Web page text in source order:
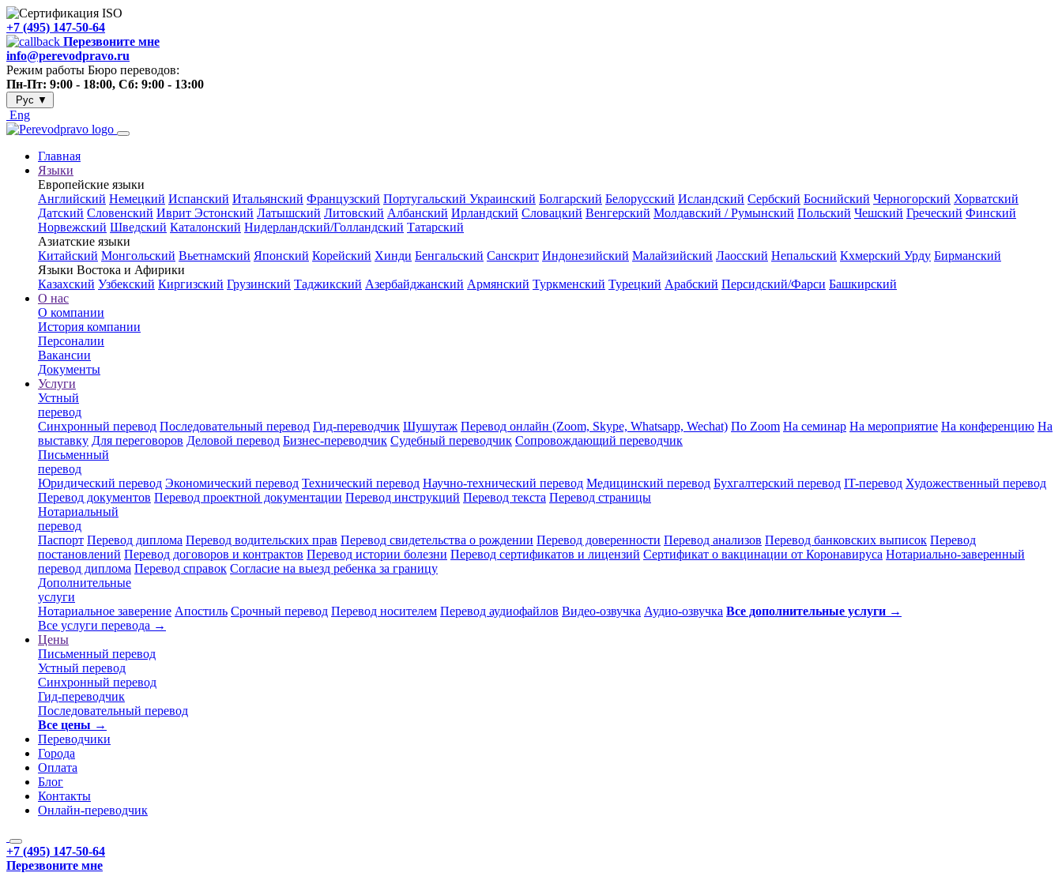
+7 (495) 147-50-64
Перезвоните мне
info@perevodpravo.ru
Режим работы Бюро переводов:
Пн-Пт: 9:00 - 18:00, Сб: 9:00 - 13:00
Рус ▼
Eng
Главная
Языки
Европейские языки
Английский Немецкий Испанский Итальянский Французский Португальский Украинский Болгарский Белорусский Исландский Сербский Боснийский Черногорский Хорватский
Датский Словенский Иврит Эстонский Латышский Литовский Албанский Ирландский Словацкий Венгерский Молдавский / Румынский Польский Чешский Греческий Финский
Норвежский Шведский Каталонский Нидерландский/Голландский Татарский
Азиатские языки
Китайский Монгольский Вьетнамский Японский Корейский Хинди Бенгальский Санскрит Индонезийский Малайзийский Лаосский Непальский Кхмерский Урду Бирманский
Языки Востока и Афирики
Казахский Узбекский Киргизский Грузинский Таджикский Азербайджанский Армянский Туркменский Турецкий Арабский Персидский/Фарси Башкирский
О нас
О компании
История компании
Персоналии
Вакансии
Документы
Услуги
Устный
перевод
Синхронный перевод Последовательный перевод Гид-переводчик Шушутаж Перевод онлайн (Zoom, Skype, Whatsapp, Wechat) По Zoom На семинар На мероприятие На конференцию На
выставку Для переговоров Деловой перевод Бизнес-переводчик Судебный переводчик Сопровождающий переводчик
Письменный
перевод
Юридический перевод Экономический перевод Технический перевод Научно-технический перевод Медицинский перевод Бухгалтерский перевод IT-перевод Художественный перевод
Перевод документов Перевод проектной документации Перевод инструкций Перевод текста Перевод страницы
Нотариальный
перевод
Паспорт Перевод диплома Перевод водительских прав Перевод свидетельства о рождении Перевод доверенности Перевод анализов Перевод банковских выписок Перевод
постановлений Перевод договоров и контрактов Перевод истории болезни Перевод сертификатов и лицензий Сертификат о вакцинации от Коронавируса Нотариально-заверенный
перевод диплома Перевод справок Согласие на выезд ребенка за границу
Дополнительные
услуги
Нотариальное заверение Апостиль Срочный перевод Перевод носителем Перевод аудиофайлов Видео-озвучка Аудио-озвучка Все дополнительные услуги →
Все услуги перевода →
Цены
Письменный перевод
Устный перевод
Синхронный перевод
Гид-переводчик
Последовательный перевод
Все цены →
Переводчики
Города
Оплата
Блог
Контакты
Онлайн-переводчик
+7 (495) 147-50-64
Перезвоните мне